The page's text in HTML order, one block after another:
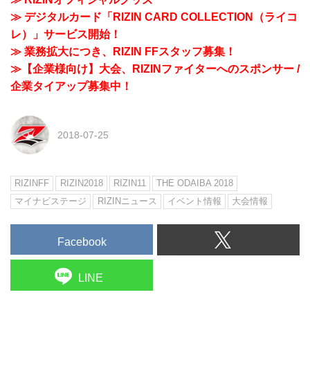
≫ デジタルカード「RIZIN CARD COLLECTION（ライコ
レ）」サービス開始！
≫ 業務拡大につき、RIZIN FFスタッフ募集！
≫【企業様向け】大会、RIZINファイターへのスポンサー /
企業タイアップ募集中！
2018-07-25
RIZINFF RIZIN2018 RIZIN11
THE ODAIBA 2018
マイナビステージ
RIZINニュース イベント情報 大会情報
Facebook
LINE